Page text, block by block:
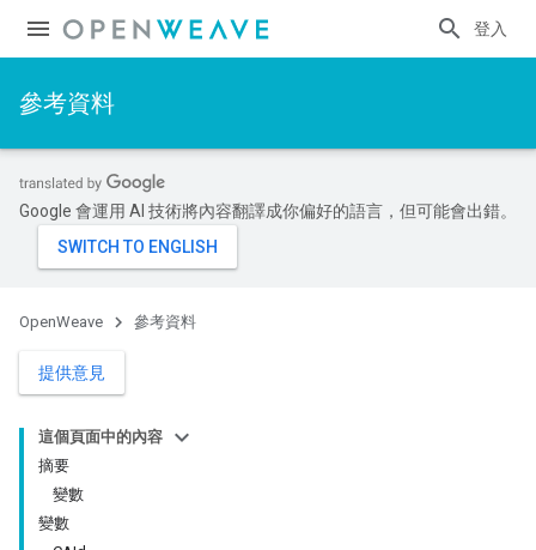
登入
參考資料
Google 會運用 AI 技術將內容翻譯成你偏好的語言，但可能會出錯。
OpenWeave 參考資料
提供意見
這個頁面中的內容
摘要
變數
變數